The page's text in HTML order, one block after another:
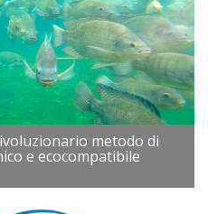
metodo di
e ecocompatibile